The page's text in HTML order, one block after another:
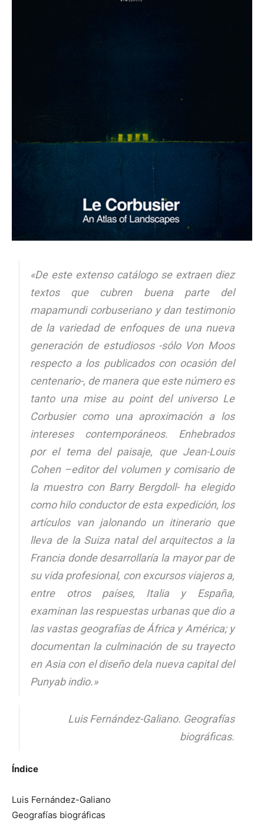
«De este extenso catálogo se extraen diez
textos que cubren buena parte del
mapamundi corbuseriano y dan testimonio
de la variedad de enfoques de una nueva
generación de estudiosos -sólo Von Moos
respecto a los publicados con ocasión del
centenario-, de manera que este número es
tanto una mise au pointdel universo Le
Corbusier como una aproximación a los
intereses contemporáneos. Enhebrados
por el tema del paisaje, que Jean-Louis
Cohen –editor del volumen y comisario de
la muestro con Barry Bergdoll- ha elegido
como hilo conductor de esta expedición, los
artículos van jalonando un itinerario que
lleva de la Suiza natal del arquitectos a la
Francia donde desarrollaría la mayor par de
su vida profesional, con excursos viajeros a,
entre otros países, Italia y España,
examinan las respuestas urbanas que dio a
las vastas geografías de África y América; y
documentan la culminación de su trayecto
en Asia con el diseño dela nueva capital del
Punyab indio.»
Luis Fernández-Galiano. Geografías
biográficas.
Índice
Luis Fernández-Galiano
Geografías biográficas